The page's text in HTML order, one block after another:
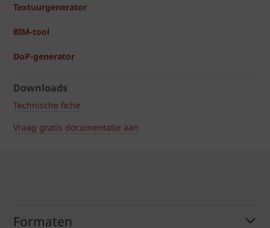
Textuurgenerator
BIM-tool
DoP-generator
Downloads
Technische fiche
Vraag gratis documentatie aan
Formaten